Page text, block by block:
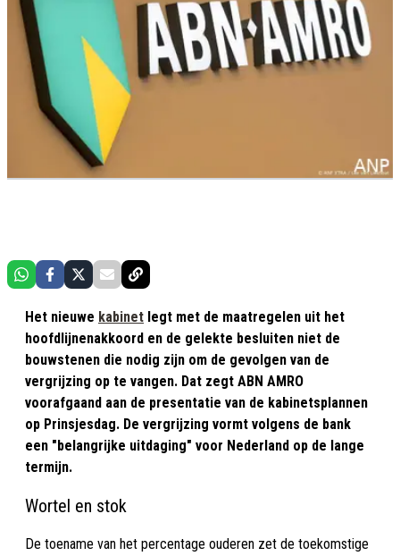
Het nieuwe kabinet legt met de maatregelen uit het
hoofdlijnenakkoord en de gelekte besluiten niet de
bouwstenen die nodig zijn om de gevolgen van de
vergrijzing op te vangen. Dat zegt ABN AMRO
voorafgaand aan de presentatie van de kabinetsplannen
op Prinsjesdag. De vergrijzing vormt volgens de bank
een "belangrijke uitdaging" voor Nederland op de lange
termijn.
Wortel en stok
De toename van het percentage ouderen zet de toekomstige